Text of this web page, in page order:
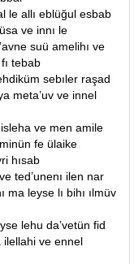
le allı eblüğul esbab
ve innı le
suü amelihı ve
tebab
sebıler raşad
meta’uv ve innel
ve men amile
fe ülaike
hısab
ted’unenı ilen nar
ma leyse lı bihı ılmüv
lehu da’vetün fid
ilellahi ve ennel